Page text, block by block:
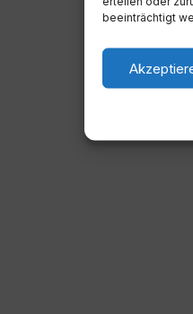
beeinträchtigt